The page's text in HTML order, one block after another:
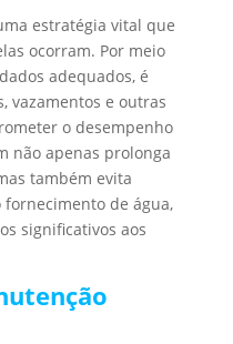
estratégia vital que
ocorram. Por meio
adequados, é
vazamentos e outras
o desempenho
não apenas prolonga
também evita
de água,
significativos aos